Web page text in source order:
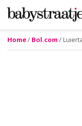
MAMAVLOGS
ZWANGER
BABY
LIFESTYLE
MUSTHAVES
CELEBS
ADVIES
WEBSHOPS
GRATIS
WIN
KORTINGEN
Home/ Bol.com /